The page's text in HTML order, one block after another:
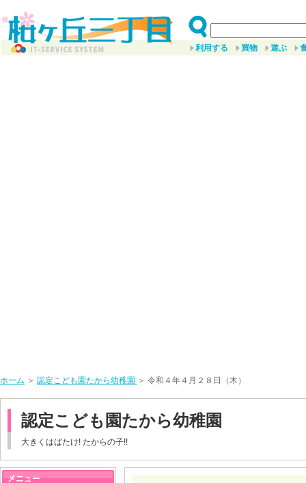
利用する 買物 遊ぶ
ホーム ＞ 認定こども園たから幼稚園 ＞ 令和４年４月２８日（木）
認定こども園たから幼稚園
大きくはばたけ! たからの子!!